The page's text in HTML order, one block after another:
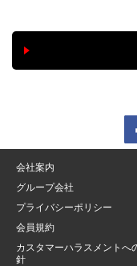
会社案内
グループ会社
プライバシーポリシー
会員規約
カスタマーハラスメントへ
針